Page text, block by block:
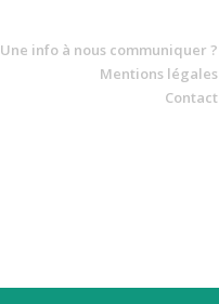
Une info à nous communiquer ?
Mentions légales
Contact